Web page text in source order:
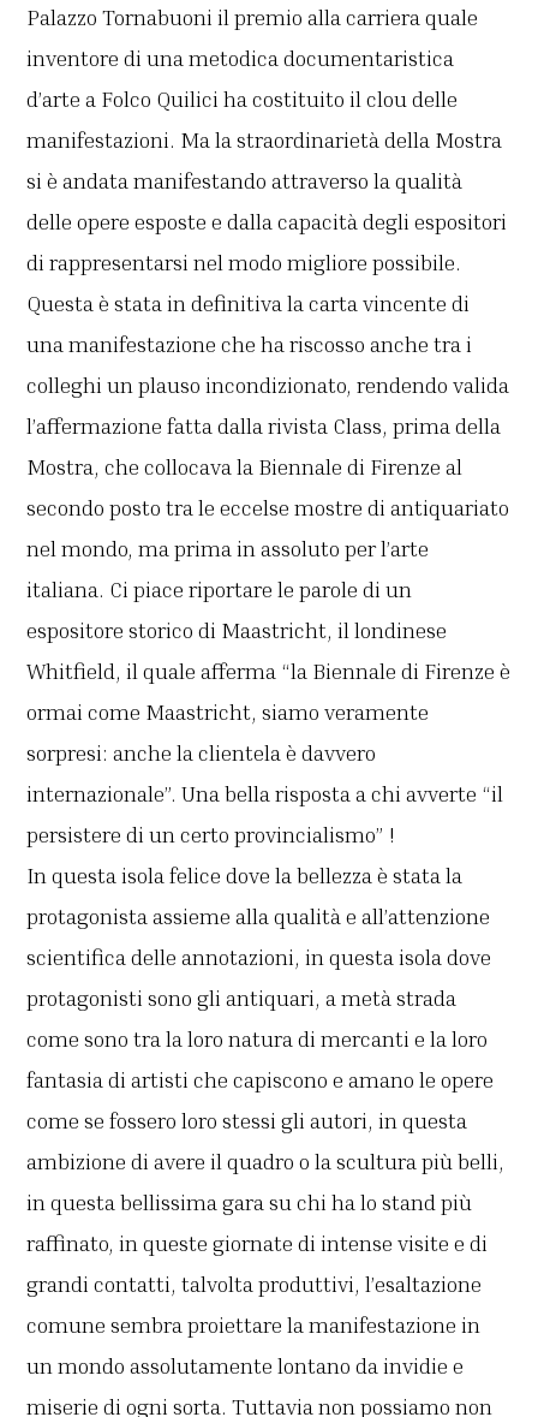
Palazzo Tornabuoni il premio alla carriera quale
inventore di una metodica documentaristica
d’arte a Folco Quilici ha costituito il clou delle
manifestazioni. Ma la straordinarietà della Mostra
si è andata manifestando attraverso la qualità
delle opere esposte e dalla capacità degli espositori
di rappresentarsi nel modo migliore possibile.
Questa è stata in definitiva la carta vincente di
una manifestazione che ha riscosso anche tra i
colleghi un plauso incondizionato, rendendo valida
l’affermazione fatta dalla rivista Class, prima della
Mostra, che collocava la Biennale di Firenze al
secondo posto tra le eccelse mostre di antiquariato
nel mondo, ma prima in assoluto per l’arte
italiana. Ci piace riportare le parole di un
espositore storico di Maastricht, il londinese
Whitfield, il quale afferma “la Biennale di Firenze è
ormai come Maastricht, siamo veramente
sorpresi: anche la clientela è davvero
internazionale”. Una bella risposta a chi avverte “il
persistere di un certo provincialismo” !
In questa isola felice dove la bellezza è stata la
protagonista assieme alla qualità e all’attenzione
scientifica delle annotazioni, in questa isola dove
protagonisti sono gli antiquari, a metà strada
come sono tra la loro natura di mercanti e la loro
fantasia di artisti che capiscono e amano le opere
come se fossero loro stessi gli autori, in questa
ambizione di avere il quadro o la scultura più belli,
in questa bellissima gara su chi ha lo stand più
raffinato, in queste giornate di intense visite e di
grandi contatti, talvolta produttivi, l’esaltazione
comune sembra proiettare la manifestazione in
un mondo assolutamente lontano da invidie e
miserie di ogni sorta. Tuttavia non possiamo non